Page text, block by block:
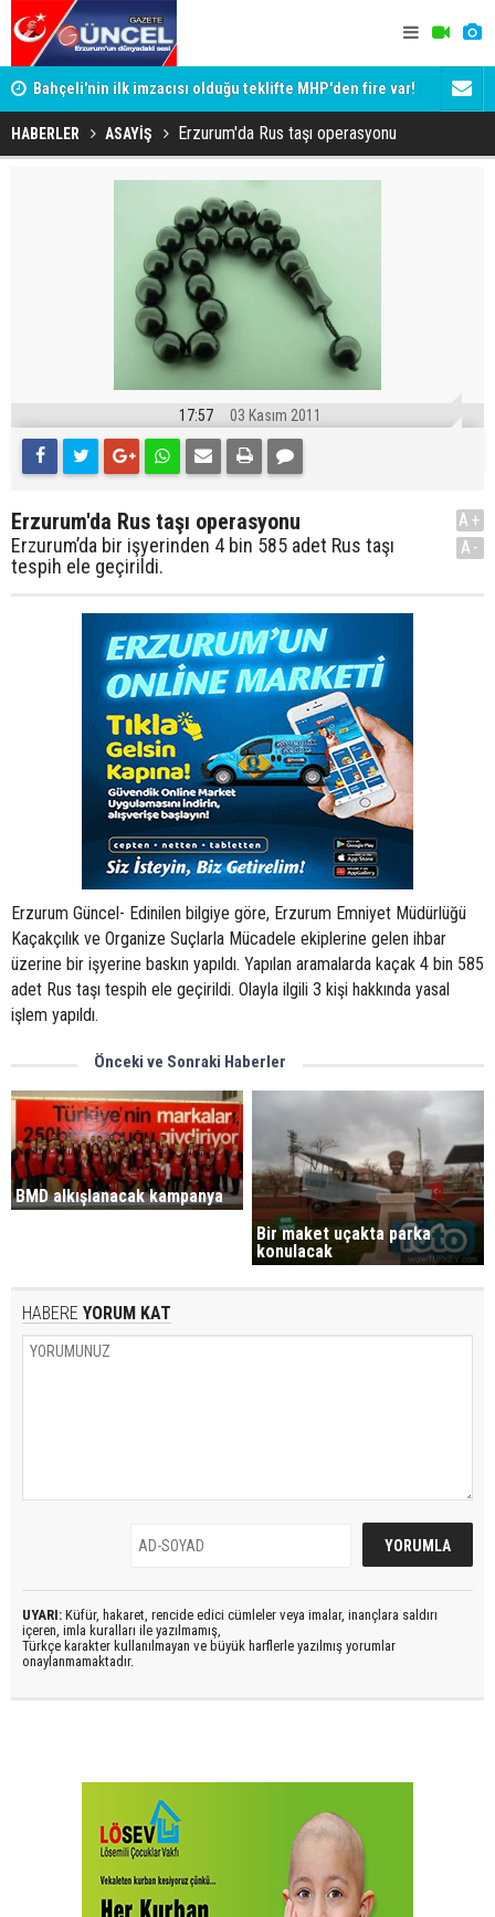
Bahçeli'nin ilk imzacısı olduğu teklifte MHP'den fire var!
İşte imzalamayan o isim
Siyaset-
HABERLER ASAYİŞ Erzurum'da Rus taşı operasyonu
17:57 03 Kasım 2011
Erzurum'da Rus taşı operasyonu
Erzurum’da bir işyerinden 4 bin 585 adet Rus taşı
tespih ele geçirildi.
A+
A-
Erzurum Güncel- Edinilen bilgiye göre, Erzurum Emniyet Müdürlüğü
Kaçakçılık ve Organize Suçlarla Mücadele ekiplerine gelen ihbar
üzerine bir işyerine baskın yapıldı. Yapılan aramalarda kaçak 4 bin 585
adet Rus taşı tespih ele geçirildi. Olayla ilgili 3 kişi hakkında yasal
işlem yapıldı.
Önceki ve Sonraki Haberler
BMD alkışlanacak kampanya
Bir maket uçakta parka
konulacak
HABERE YORUM KAT
UYARI: Küfür, hakaret, rencide edici cümleler veya imalar, inançlara saldırı
içeren, imla kuralları ile yazılmamış,
Türkçe karakter kullanılmayan ve büyük harflerle yazılmış yorumlar
onaylanmamaktadır.